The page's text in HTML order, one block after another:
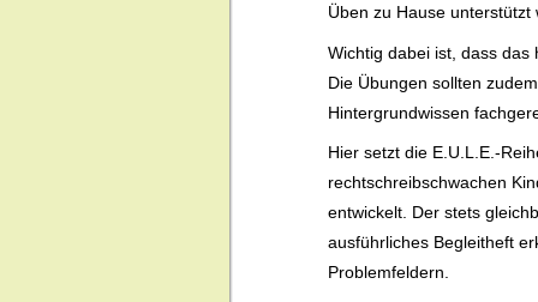
Üben zu Hause unterstützt
Wichtig dabei ist, dass
Die Übungen sollten
Hintergrundwissen
Hier setzt die E.U.L.E.-
rechtschreibschwachen
entwickelt. Der stets
ausführliches Begleitheft
Problemfeldern.